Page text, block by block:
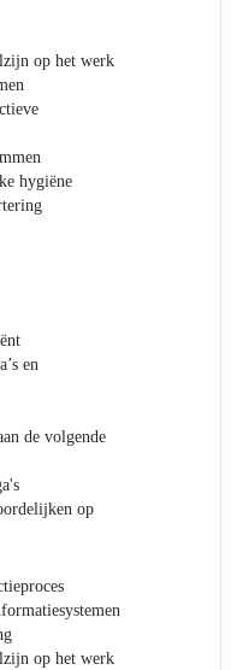
op het werk
hygiëne
en
de volgende
op
op het werk